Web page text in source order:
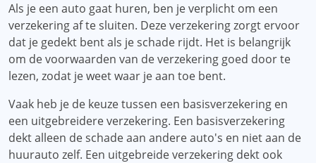
Als je een auto gaat huren, ben je verplicht om een ​​
verzekering af te sluiten. Deze verzekering zorgt ervoor
dat je gedekt bent als je schade rijdt. Het is belangrijk
om de voorwaarden van de verzekering goed door te
lezen, zodat je weet waar je aan toe bent.
Vaak heb je de keuze tussen een basisverzekering en
een uitgebreidere verzekering. Een basisverzekering
dekt alleen de schade aan andere auto's en niet aan de
huurauto zelf. Een uitgebreide verzekering dekt ook